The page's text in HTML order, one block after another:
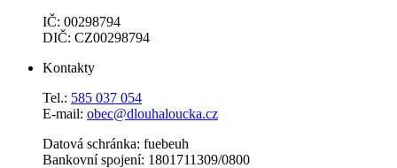
IČ: 00298794
DIČ: CZ00298794
Kontakty
Tel.: 585 037 054
E-mail: obec@dlouhaloucka.cz
Datová schránka: fuebeuh
Bankovní spojení: 1801711309/0800